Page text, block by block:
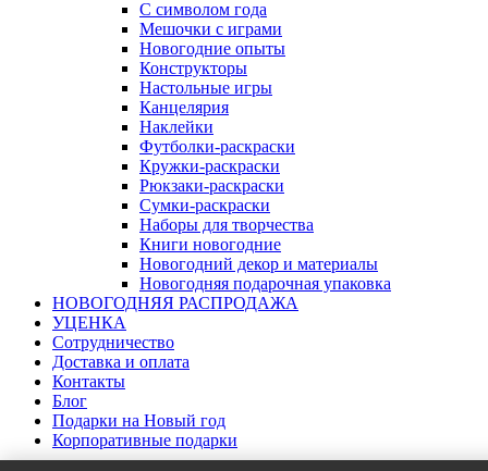
С символом года
Мешочки с играми
Новогодние опыты
Конструкторы
Настольные игры
Канцелярия
Наклейки
Футболки-раскраски
Кружки-раскраски
Рюкзаки-раскраски
Сумки-раскраски
Наборы для творчества
Книги новогодние
Новогодний декор и материалы
Новогодняя подарочная упаковка
НОВОГОДНЯЯ РАСПРОДАЖА
УЦЕНКА
Сотрудничество
Доставка и оплата
Контакты
Блог
Подарки на Новый год
Корпоративные подарки